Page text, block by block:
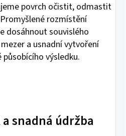
povrch očistit, odmastit
rozmístění
dosáhnout souvislého
a usnadní vytvoření
výsledku.
snadná údržba